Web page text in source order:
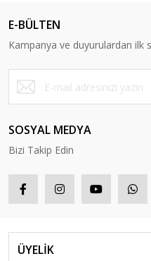
E-BÜLTEN
Kampanya ve duyurulardan ilk
SOSYAL MEDYA
Bizi Takip Edin
ÜYELİK